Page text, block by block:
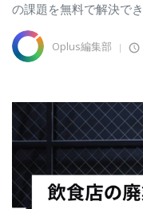
の課題を無料で解決で
Oplus編集部